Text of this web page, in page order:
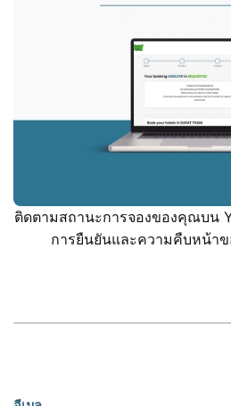
ติดตามสถานะการจองของคุณบน
การยืนยันและความคืบหน้าข